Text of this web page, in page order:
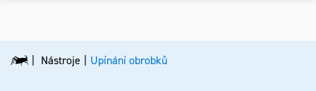
Nástroje Upínání obrobků